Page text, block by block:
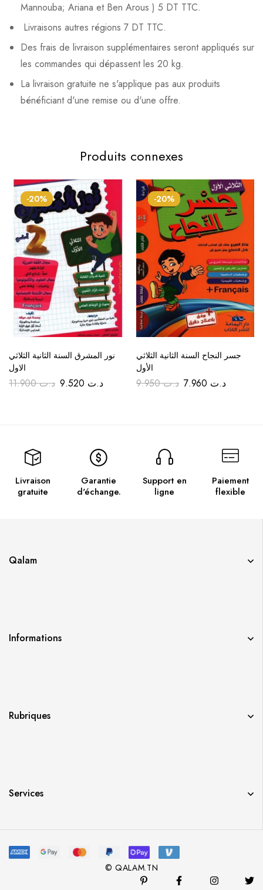
Mannouba; Ariana et Ben Arous ) 5 DT TTC.
Livraisons autres régions 7 DT TTC.
Des frais de livraison supplémentaires seront appliqués sur
les commandes qui dépassent les 20 kg.
La livraison gratuite ne s'applique pas aux produits
bénéficiant d'une remise ou d'une offre.
Produits connexes
-20%
نور المشرق السنة الثانية الثلاثي
الاول
د.ت11.900 د.ت
-20%
جسر النجاح السنة الثانية الثلاثي
الأول
د.ت9.950 د.ت
Livraison
gratuite
Garantie
d'échange.
Support en
ligne
Paiement
flexible
Qalam
Informations
Rubriques
Services
© QALAM.TN